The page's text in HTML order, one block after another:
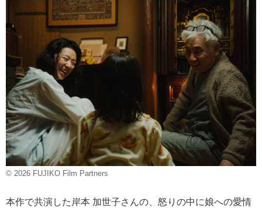
© 2026 FUJIKO Film Partners
本作で共演した岸本 加世子さんの、怒りの中に娘への愛情